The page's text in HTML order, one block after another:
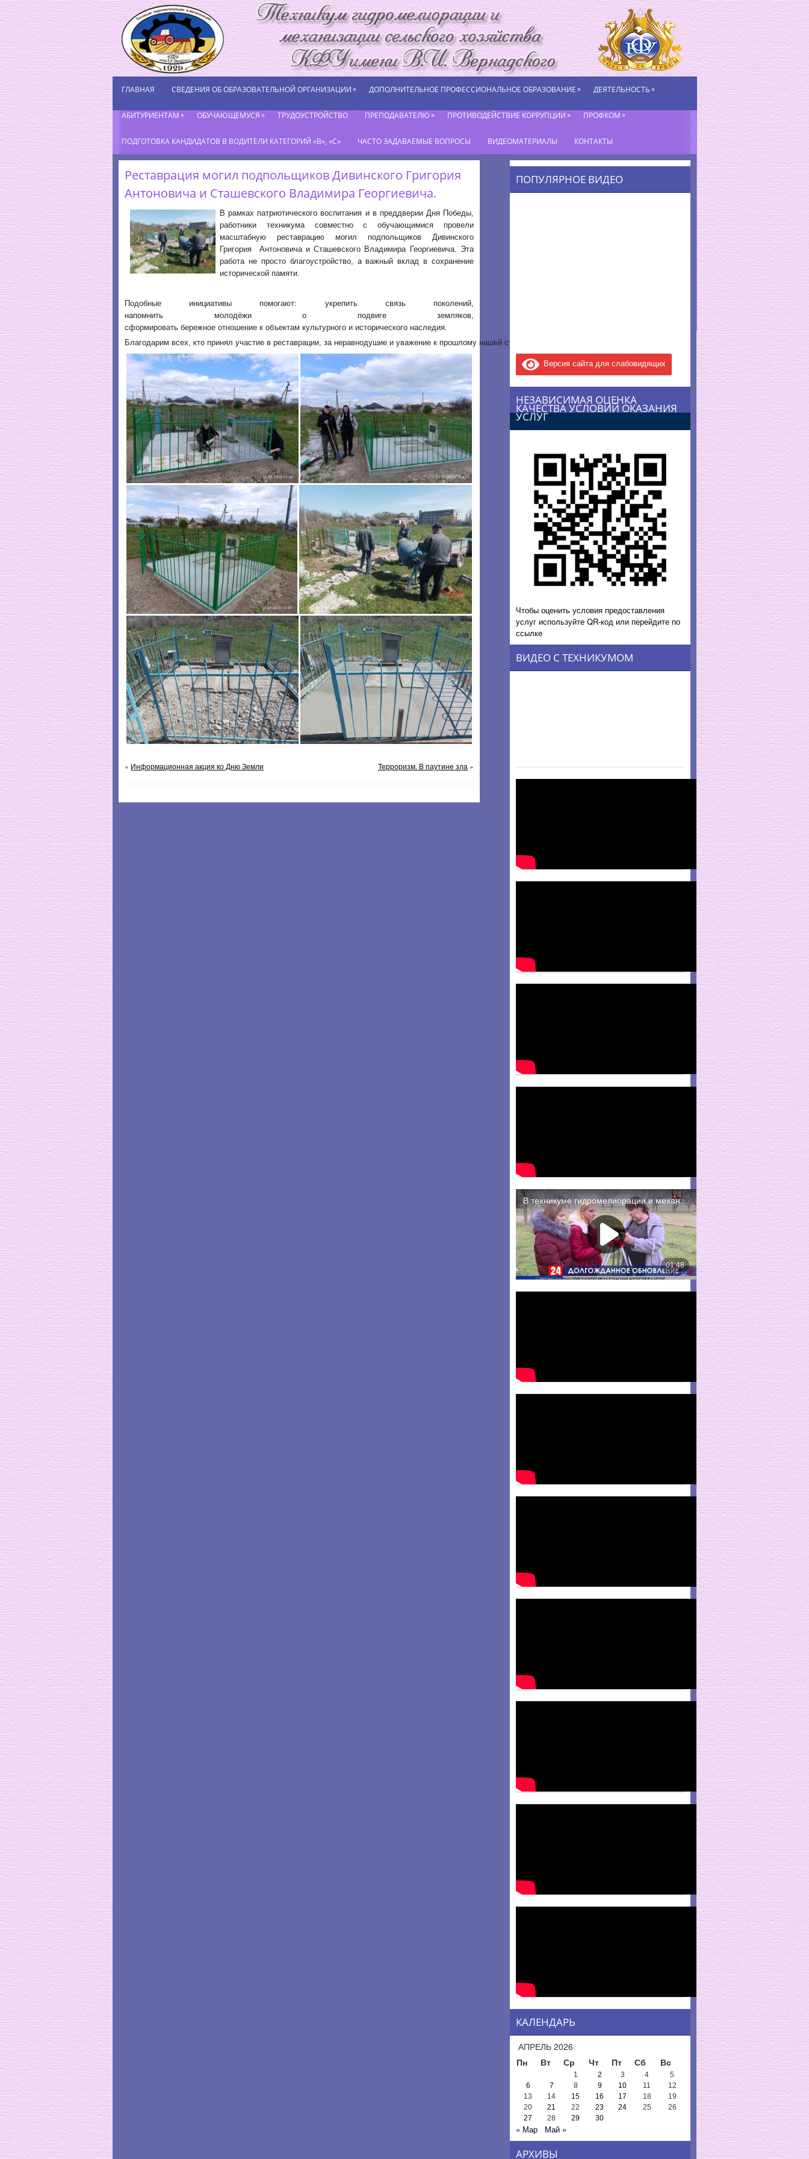
ГЛАВНАЯ СВЕДЕНИЯ ОБ ОБРАЗОВАТЕЛЬНОЙ ОРГАНИЗАЦИИ» ДОПОЛНИТЕЛЬНОЕ ПРОФЕССИОНАЛЬНОЕ ОБРАЗОВАНИЕ» ДЕЯТЕЛЬНОСТЬ»
АБИТУРИЕНТАМ» ОБУЧАЮЩЕМУСЯ» ТРУДОУСТРОЙСТВО ПРЕПОДАВАТЕЛЮ» ПРОТИВОДЕЙСТВИЕ КОРРУПЦИИ» ПРОФКОМ»
ПОДГОТОВКА КАНДИДАТОВ В ВОДИТЕЛИ КАТЕГОРИЙ «В», «С» ЧАСТО ЗАДАВАЕМЫЕ ВОПРОСЫ ВИДЕОМАТЕРИАЛЫ КОНТАКТЫ
Реставрация могил подпольщиков Дивинского Григория
Антоновича и Сташевского Владимира Георгиевича.
В рамках патриотического воспитания и в преддверии Дня Победы,
работники техникума совместно с обучающимися провели
масштабную реставрацию могил подпольщиков Дивинского
Григория Антоновича и Сташевского Владимира Георгиевича. Эта
работа не просто благоустройство, а важный вклад в сохранение
исторической памяти.
Подобные инициативы помогают: укрепить связь поколений,
напомнить молодёжи о подвиге земляков,
сформировать бережное отношение к объектам культурного и исторического наследия.
Благодарим всех, кто принял участие в реставрации, за неравнодушие и уважение к прошлому нашей страны!
« Информационная акция ко Дню Земли Терроризм. В паутине зла »
ПОПУЛЯРНОЕ ВИДЕО
Версия сайта для слабовидящих
НЕЗАВИСИМАЯ ОЦЕНКА
КАЧЕСТВА УСЛОВИЙ ОКАЗАНИЯ
УСЛУГ
Чтобы оценить условия предоставления
услуг используйте QR-код или перейдите по
ссылке
ВИДЕО С ТЕХНИКУМОМ
КАЛЕНДАРЬ
АПРЕЛЬ 2026
Пн
Вт Ср Чт Пт Сб Вс
1 2 3 4
5
6
7 8 9 10 11
12
13
14 15 16 17 18
19
20
21 22 23 24 25
26
27
28 29 30
« Мар Май »
АРХИВЫ